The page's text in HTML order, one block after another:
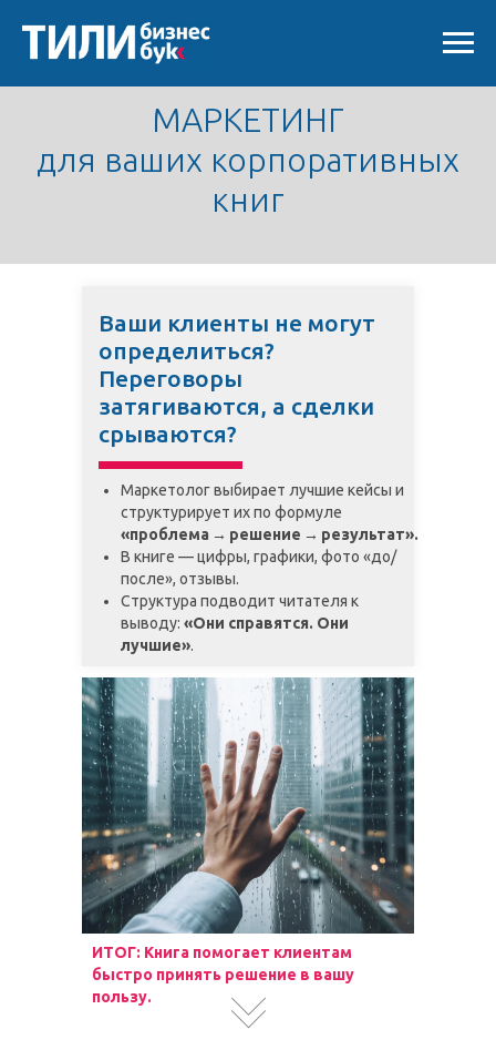
МАРКЕТИНГ
для ваших корпоративных
книг
ИТОГ: Книга помогает клиентам
быстро принять решение в вашу
пользу.
Ваши клиенты не могут
определиться?
Переговоры
затягиваются, а сделки
срываются?
Маркетолог выбирает лучшие кейсы и
структурирует их по формуле
«проблема → решение → результат».
В книге — цифры, графики, фото «до/
после», отзывы.
Структура подводит читателя к
выводу: «Они справятся. Они
лучшие».